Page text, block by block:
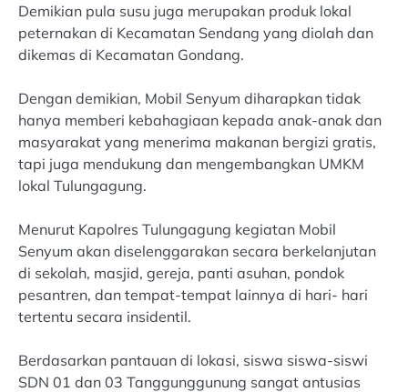
Demikian pula susu juga merupakan produk lokal
peternakan di Kecamatan Sendang yang diolah dan
dikemas di Kecamatan Gondang.
Dengan demikian, Mobil Senyum diharapkan tidak
hanya memberi kebahagiaan kepada anak-anak dan
masyarakat yang menerima makanan bergizi gratis,
tapi juga mendukung dan mengembangkan UMKM
lokal Tulungagung.
Menurut Kapolres Tulungagung kegiatan Mobil
Senyum akan diselenggarakan secara berkelanjutan
di sekolah, masjid, gereja, panti asuhan, pondok
pesantren, dan tempat-tempat lainnya di hari- hari
tertentu secara insidentil.
Berdasarkan pantauan di lokasi, siswa siswa-siswi
SDN 01 dan 03 Tanggunggunung sangat antusias